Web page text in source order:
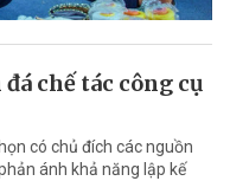
chế tác công cụ
có chủ đích các nguồn
ánh khả năng lập kế